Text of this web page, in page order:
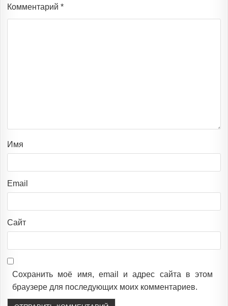
Комментарий *
Имя
Email
Сайт
Сохранить моё имя, email и адрес сайта в этом
браузере для последующих моих комментариев.